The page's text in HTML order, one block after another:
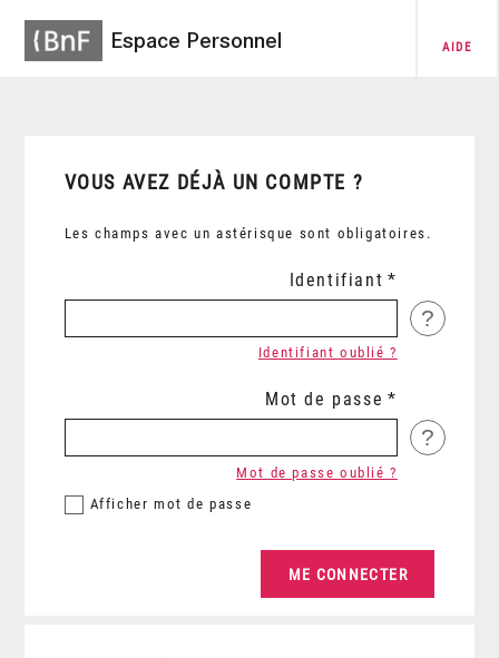
Espace Personnel AIDE
VOUS AVEZ DÉJÀ UN COMPTE ?
Les champs avec un astérisque sont obligatoires.
Identifiant
?
Identifiant oublié ?
Mot de passe
?
Afficher mot de passe
Mot de passe oublié ?